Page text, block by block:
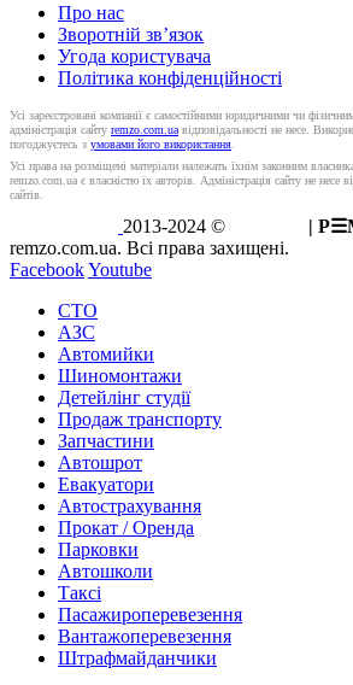
Про нас
Зворотній зв’язок
Угода користувача
Політика конфіденційності
Усі зареєстровані компанії є самостійними юридичними чи
адміністрація сайту remzo.com.ua відповідальності не несе.
погоджуєтесь з умовами його використання
Усі права на розміщені матеріали належать їхнім законним
remzo.com.ua є власністю їх авторів. Адміністрація сайту не несе
сайтів.
2013-2024 © |
remzo.com.ua. Всі права захищені.
FacebookYoutube
СТО
АЗС
Автомийки
Шиномонтажи
Детейлінг студії
Продаж транспорту
Запчастини
Автошрот
Евакуатори
Автострахування
Прокат / Оренда
Парковки
Автошколи
Таксі
Пасажироперевезення
Вантажоперевезення
Штрафмайданчики